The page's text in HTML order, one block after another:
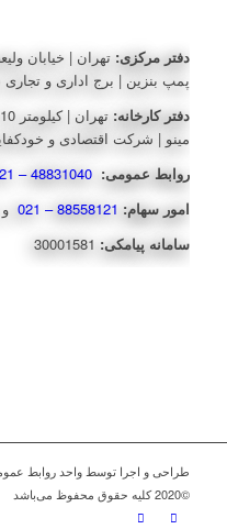
دفتر مرکزی: تهران | خیابان
پمپ بنزین | برج اداری و تجاری
دفتر کارخانه:
مینو | شرکت اقتصادی و
روابط عمومی:
امور سهام: 88558121 – 021 و
سامانه پیامکی:
طراحی و اجرا توسط واحد روابط
©2020 کلیه حقوق محفوظ می‌باشد